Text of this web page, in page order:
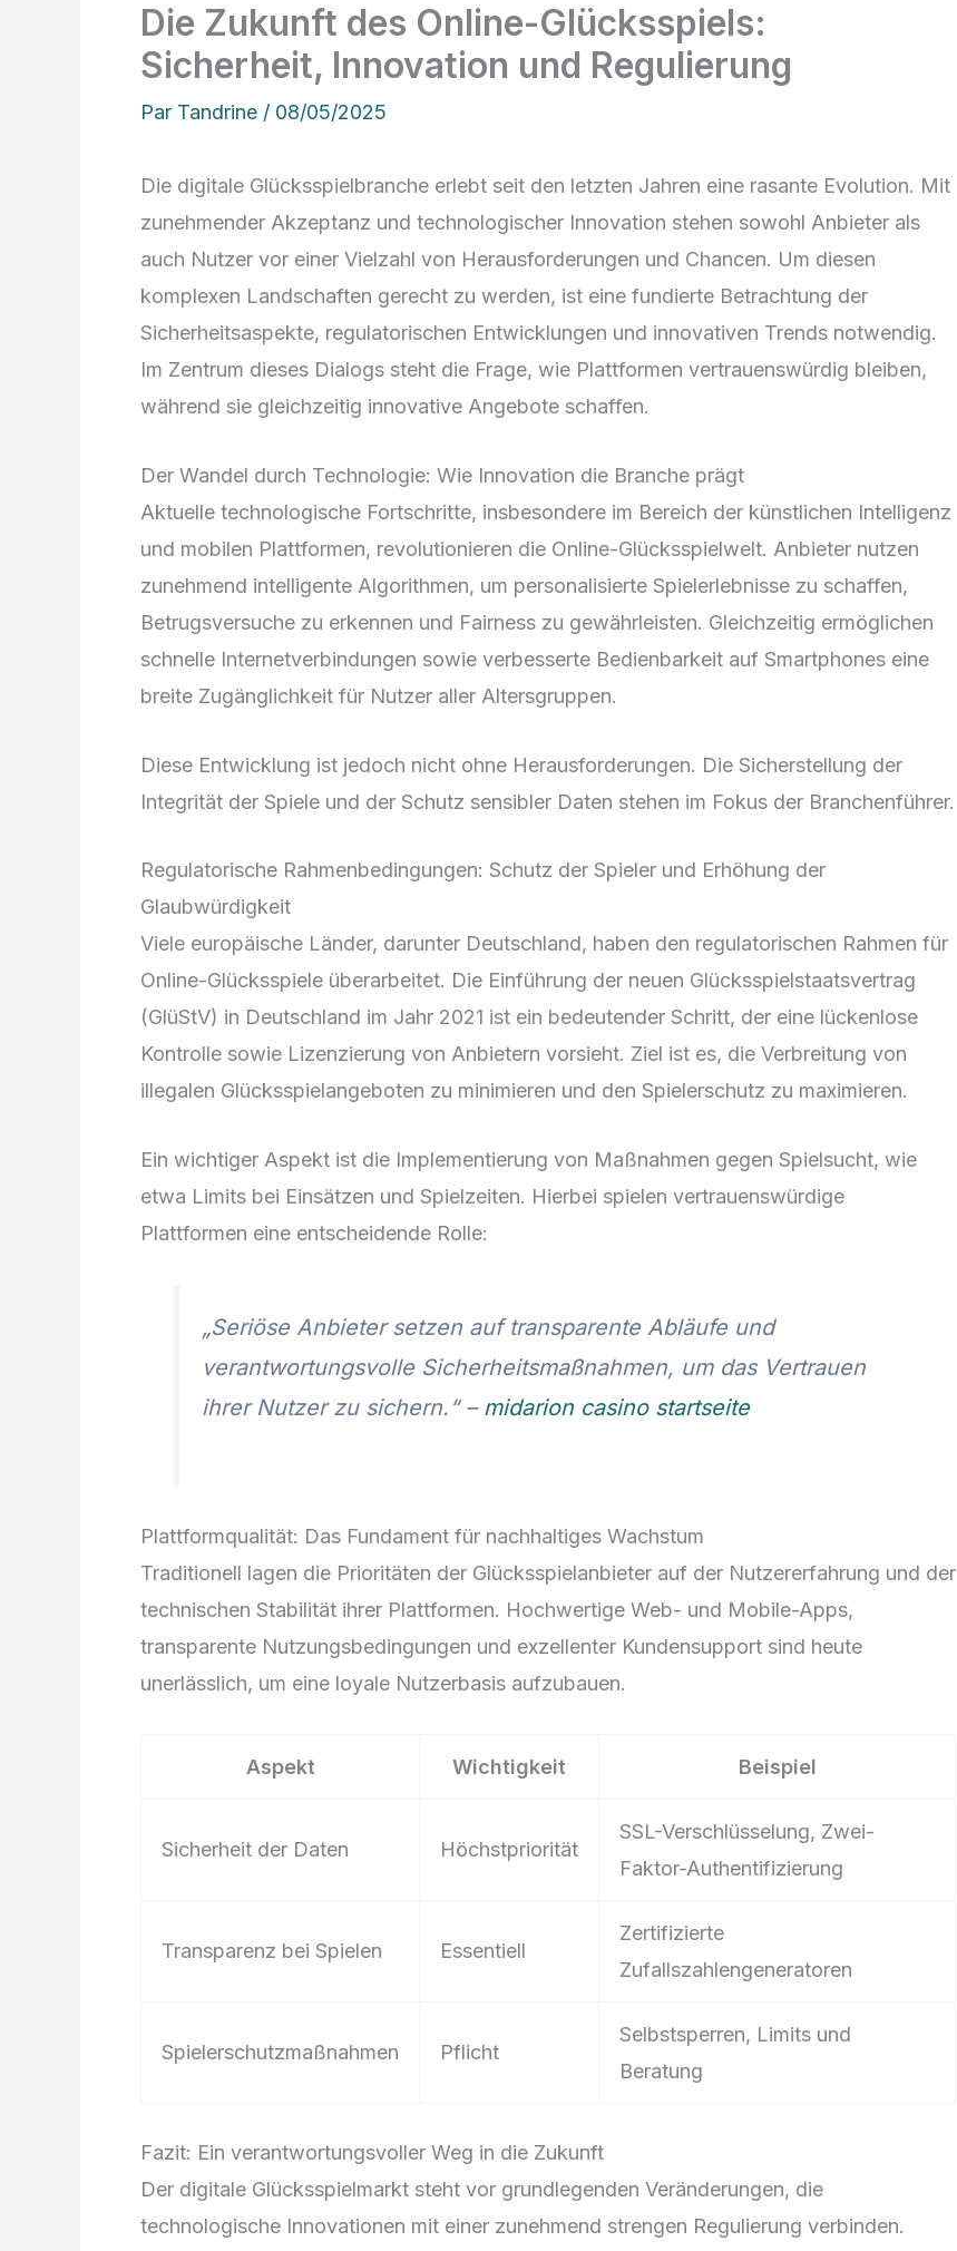
Die Zukunft des Online-Glücksspiels:
Sicherheit, Innovation und Regulierung
Par Tandrine / 08/05/2025
Die digitale Glücksspielbranche erlebt seit den letzten Jahren eine rasante Evolution. Mit
zunehmender Akzeptanz und technologischer Innovation stehen sowohl Anbieter als
auch Nutzer vor einer Vielzahl von Herausforderungen und Chancen. Um diesen
komplexen Landschaften gerecht zu werden, ist eine fundierte Betrachtung der
Sicherheitsaspekte, regulatorischen Entwicklungen und innovativen Trends notwendig.
Im Zentrum dieses Dialogs steht die Frage, wie Plattformen vertrauenswürdig bleiben,
während sie gleichzeitig innovative Angebote schaffen.
Der Wandel durch Technologie: Wie Innovation die Branche prägt
Aktuelle technologische Fortschritte, insbesondere im Bereich der künstlichen Intelligenz
und mobilen Plattformen, revolutionieren die Online-Glücksspielwelt. Anbieter nutzen
zunehmend intelligente Algorithmen, um personalisierte Spielerlebnisse zu schaffen,
Betrugsversuche zu erkennen und Fairness zu gewährleisten. Gleichzeitig ermöglichen
schnelle Internetverbindungen sowie verbesserte Bedienbarkeit auf Smartphones eine
breite Zugänglichkeit für Nutzer aller Altersgruppen.
Diese Entwicklung ist jedoch nicht ohne Herausforderungen. Die Sicherstellung der
Integrität der Spiele und der Schutz sensibler Daten stehen im Fokus der Branchenführer.
Regulatorische Rahmenbedingungen: Schutz der Spieler und Erhöhung der
Glaubwürdigkeit
Viele europäische Länder, darunter Deutschland, haben den regulatorischen Rahmen für
Online-Glücksspiele überarbeitet. Die Einführung der neuen Glücksspielstaatsvertrag
(GlüStV) in Deutschland im Jahr 2021 ist ein bedeutender Schritt, der eine lückenlose
Kontrolle sowie Lizenzierung von Anbietern vorsieht. Ziel ist es, die Verbreitung von
illegalen Glücksspielangeboten zu minimieren und den Spielerschutz zu maximieren.
Ein wichtiger Aspekt ist die Implementierung von Maßnahmen gegen Spielsucht, wie
etwa Limits bei Einsätzen und Spielzeiten. Hierbei spielen vertrauenswürdige
Plattformen eine entscheidende Rolle:
„Seriöse Anbieter setzen auf transparente Abläufe und
verantwortungsvolle Sicherheitsmaßnahmen, um das Vertrauen
ihrer Nutzer zu sichern.“ – midarion casino startseite
Plattformqualität: Das Fundament für nachhaltiges Wachstum
Traditionell lagen die Prioritäten der Glücksspielanbieter auf der Nutzererfahrung und der
technischen Stabilität ihrer Plattformen. Hochwertige Web- und Mobile-Apps,
transparente Nutzungsbedingungen und exzellenter Kundensupport sind heute
unerlässlich, um eine loyale Nutzerbasis aufzubauen.
Aspekt Wichtigkeit Beispiel
Sicherheit der Daten Höchstpriorität
SSL-Verschlüsselung, Zwei-
Faktor-Authentifizierung
Transparenz bei Spielen Essentiell
Zertifizierte
Zufallszahlengeneratoren
Spielerschutzmaßnahmen Pflicht
Selbstsperren, Limits und
Beratung
Fazit: Ein verantwortungsvoller Weg in die Zukunft
Der digitale Glücksspielmarkt steht vor grundlegenden Veränderungen, die
technologische Innovationen mit einer zunehmend strengen Regulierung verbinden.